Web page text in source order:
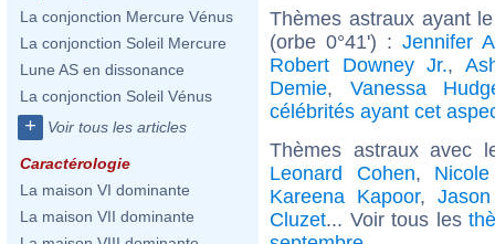
La conjonction Mercure Vénus
La conjonction Soleil Mercure
Lune AS en dissonance
La conjonction Soleil Vénus
+ Voir tous les articles
Caractérologie
La maison VI dominante
La maison VII dominante
Thèmes astraux ayant
(orbe 0°41') : Jennifer
Robert Downey Jr.,
Demie, Vanessa
célébrités ayant cet
Thèmes astraux avec
Leonard Cohen,
Kareena Kapoor,
Cluzet... Voir tous les